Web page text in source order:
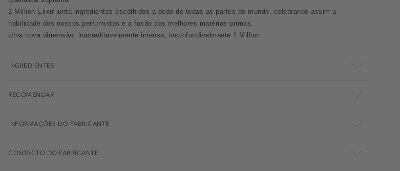
1 Million Elixir junta ingredientes escolhidos a dedo de todas as partes do mundo, celebrando assim a
habilidade dos nossos perfumistas e a fusão das melhores matérias-primas.
Uma nova dimensão, inacreditavelmente intensa, inconfundivelmente 1 Million
INGREDIENTES
RECOMENDAR
INFORMAÇÕES DO FABRICANTE
CONTACTO DO FABRICANTE